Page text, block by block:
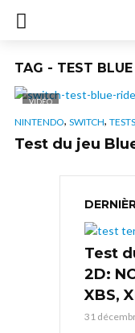
TAG - TEST
VIDÉO
NINTENDO, SWITCH, TESTS
Test du jeu
Test
2D:
XBS,
31